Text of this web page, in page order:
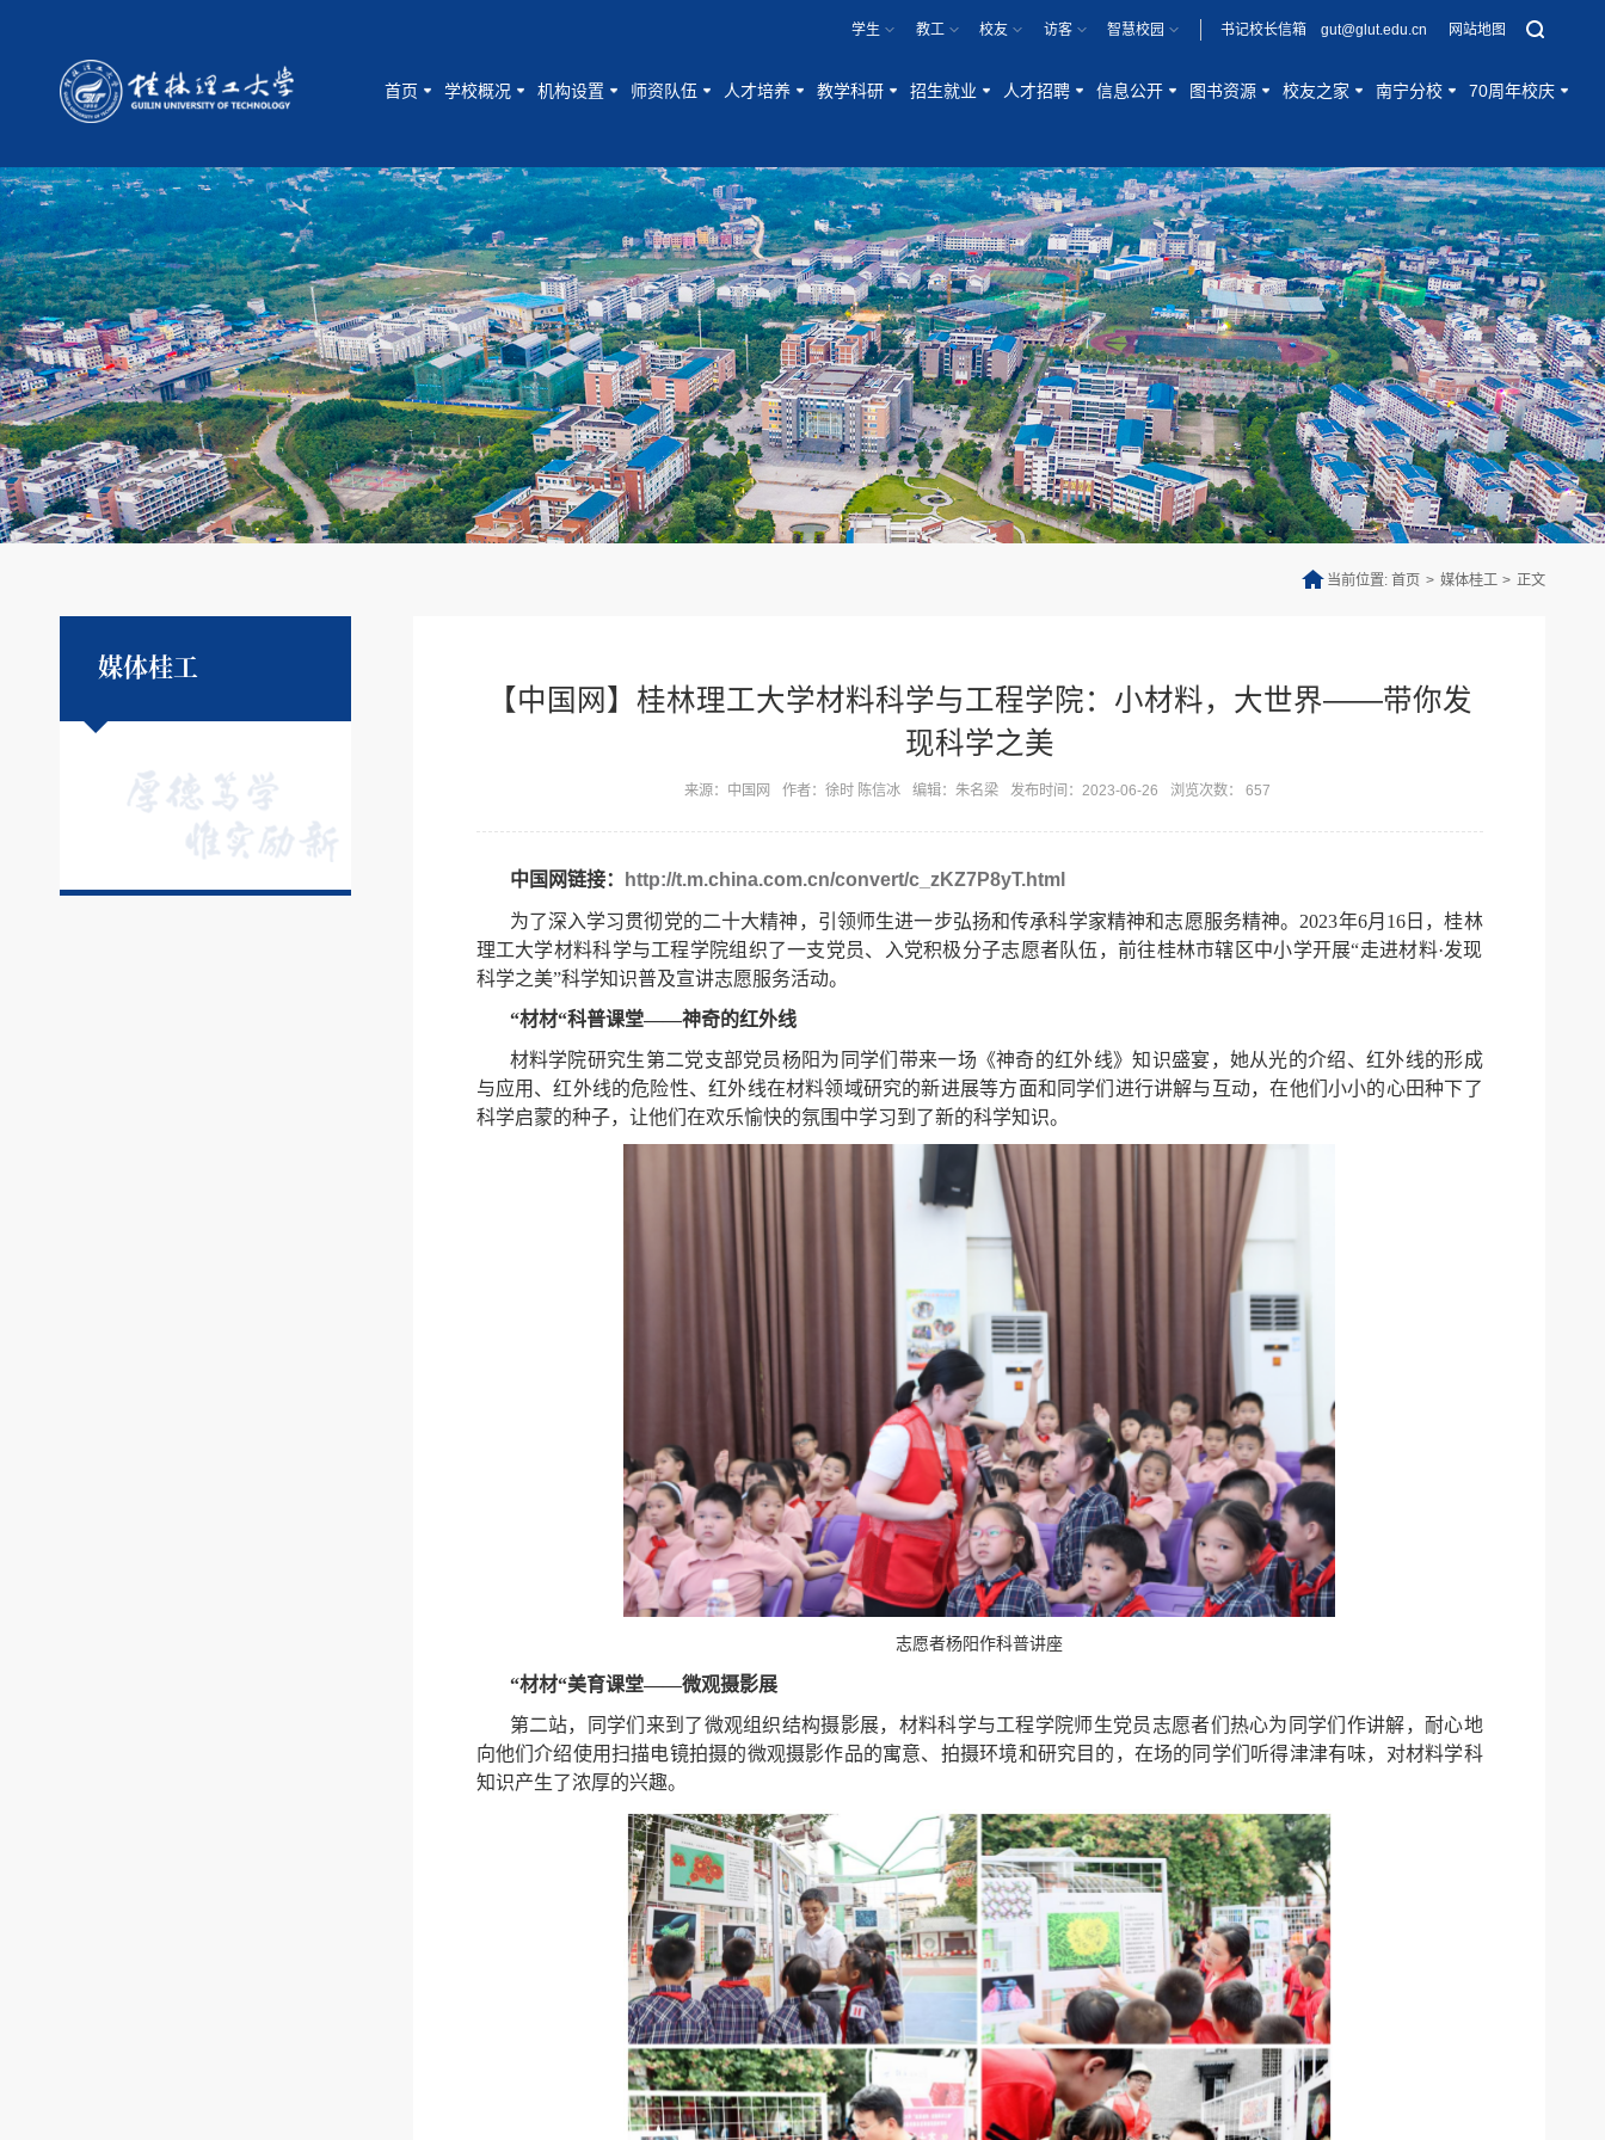
学生 教工 校友 访客 智慧校园 书记校长信箱 gut@glut.edu.cn 网站地图
首页 学校概况 机构设置 师资队伍 人才培养 教学科研 招生就业 人才招聘 信息公开 图书资源 校友之家 南宁分校 70周年校庆
当前位置: 首页 > 媒体桂工 > 正文
媒体桂工
【中国网】桂林理工大学材料科学与工程学院：小材料，大世界——带你发
现科学之美
来源：中国网 作者：徐时 陈信冰 编辑：朱名梁 发布时间：2023-06-26 浏览次数： 657
中国网链接： http://t.m.china.com.cn/convert/c_zKZ7P8yT.html
为了深入学习贯彻党的二十大精神，引领师生进一步弘扬和传承科学家精神和志愿服务精神。2023年6月16日，桂林
理工大学材料科学与工程学院组织了一支党员、入党积极分子志愿者队伍，前往桂林市辖区中小学开展“走进材料·发现
科学之美”科学知识普及宣讲志愿服务活动。
“材材“科普课堂——神奇的红外线
材料学院研究生第二党支部党员杨阳为同学们带来一场《神奇的红外线》知识盛宴，她从光的介绍、红外线的形成
与应用、红外线的危险性、红外线在材料领域研究的新进展等方面和同学们进行讲解与互动，在他们小小的心田种下了
科学启蒙的种子，让他们在欢乐愉快的氛围中学习到了新的科学知识。
志愿者杨阳作科普讲座
“材材“美育课堂——微观摄影展
第二站，同学们来到了微观组织结构摄影展，材料科学与工程学院师生党员志愿者们热心为同学们作讲解，耐心地
向他们介绍使用扫描电镜拍摄的微观摄影作品的寓意、拍摄环境和研究目的，在场的同学们听得津津有味，对材料学科
知识产生了浓厚的兴趣。